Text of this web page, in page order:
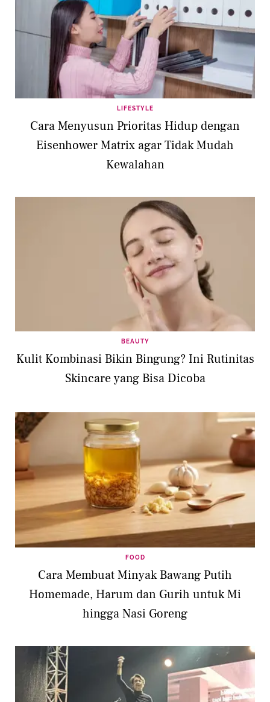
LIFESTYLE
Cara Menyusun Prioritas Hidup dengan
Eisenhower Matrix agar Tidak Mudah
Kewalahan
BEAUTY
Kulit Kombinasi Bikin Bingung? Ini Rutinitas
Skincare yang Bisa Dicoba
FOOD
Cara Membuat Minyak Bawang Putih
Homemade, Harum dan Gurih untuk Mi
hingga Nasi Goreng